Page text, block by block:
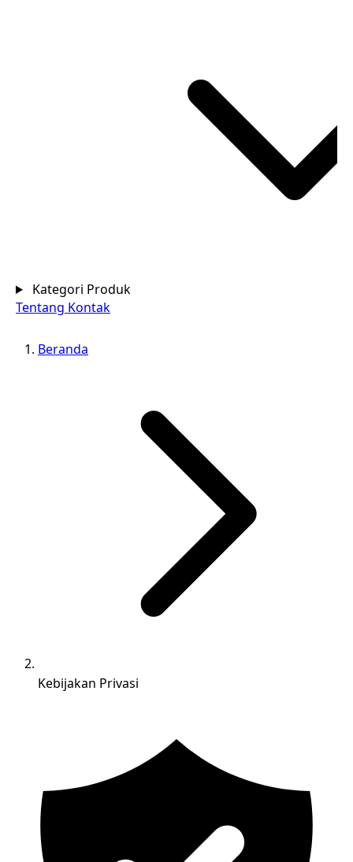
Kategori Produk
Tentang Kontak
Beranda
Kebijakan Privasi